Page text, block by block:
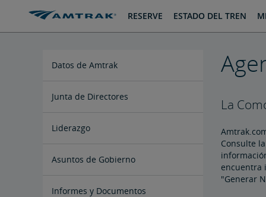
saltar
saltar RESERVE ESTADO DEL TREN
Datos de Amtrak
Folletos sobre Impacto Económico
Hojas de Datos por Estados
Preguntas Frecuentes de los
Junta de Directores
Ronald Batory
David Capozzi
Lanhee Chen, Ph.D.
Elaine Clegg
Anthony Coscia
Robert A. Gleason
Christopher Koos
Joel Szabat
Liderazgo
Asuntos de Gobierno
Testimonios ante el Congreso
Informes y Documentos
La
Consulte
encuentra
"Generar